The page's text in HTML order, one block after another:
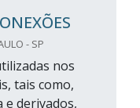
- SP
nos
tais como,
derivados,